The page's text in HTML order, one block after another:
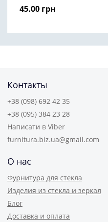
45.00 грн
Контакты
+38 (098) 692 42 35
+38 (095) 384 23 28
Написати в Viber
furnitura.biz.ua@gmail.com
О нас
Фурнитура для стекла
Изделия из стекла и зеркал
Блог
Доставка и оплата